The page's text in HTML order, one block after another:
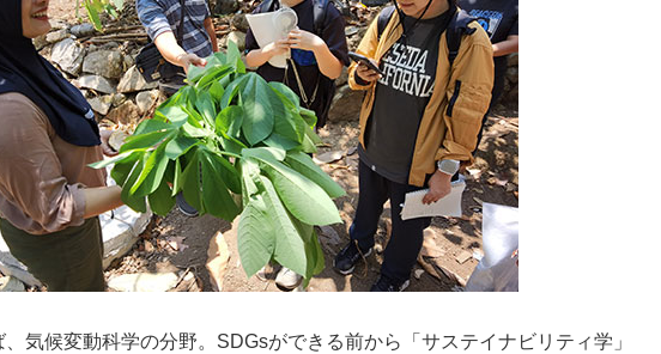
気候変動科学の分野。SDGsができる前から「サステイナビリティ学」